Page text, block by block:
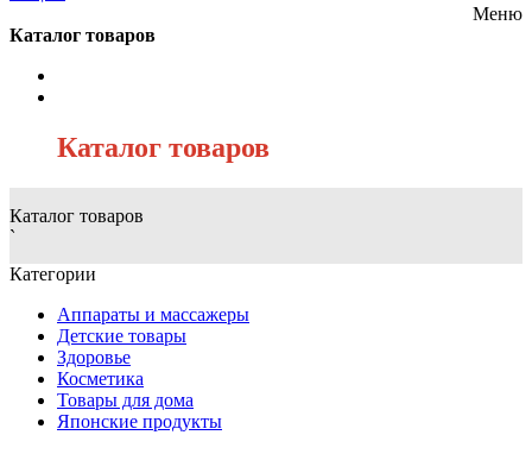
Меню
Каталог товаров
Каталог товаров
Каталог товаров
`
Категории
Аппараты и массажеры
Детские товары
Здоровье
Косметика
Товары для дома
Японские продукты